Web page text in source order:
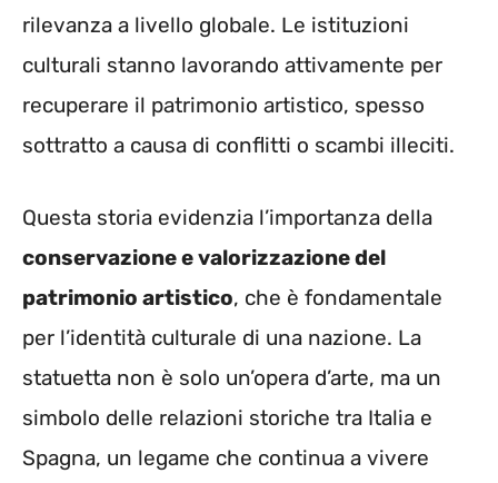
rilevanza a livello globale. Le istituzioni
culturali stanno lavorando attivamente per
recuperare il patrimonio artistico, spesso
sottratto a causa di conflitti o scambi illeciti.
Questa storia evidenzia l’importanza della
conservazione e valorizzazione del
patrimonio artistico, che è fondamentale
per l’identità culturale di una nazione. La
statuetta non è solo un’opera d’arte, ma un
simbolo delle relazioni storiche tra Italia e
Spagna, un legame che continua a vivere